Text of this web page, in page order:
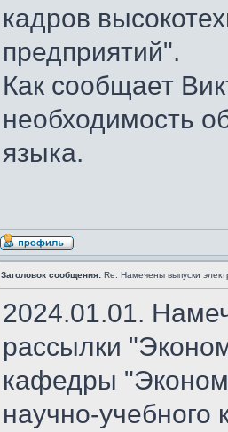
кадров
предприятий".
Как сообщает
необходимость
языка.
Заголовок сообщения: Re: Намечены выпуски
2024.01.01.
рассылки
кафедры
научно-